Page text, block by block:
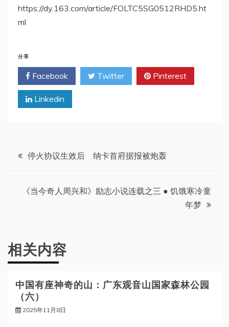
https://dy.163.com/article/FOLTC5SG0512RHD5.ht
ml
分享
Facebook Twitter Pinterest
Linkedin
文 停火协议生效后 纳卡首府据报被炮轰
《当今奇人周兴和》励志小说连载之三 ● 饥饿寒冷童
年梦
相关内容
中国有座神奇的山：广东观音山国家森林公园
（六）
2025年11月8日